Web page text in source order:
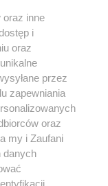
Dane firmowe
drobnych
prywatności
oraz inne
i
oraz
przez
zapewniania
oraz
my i Zaufani
danych